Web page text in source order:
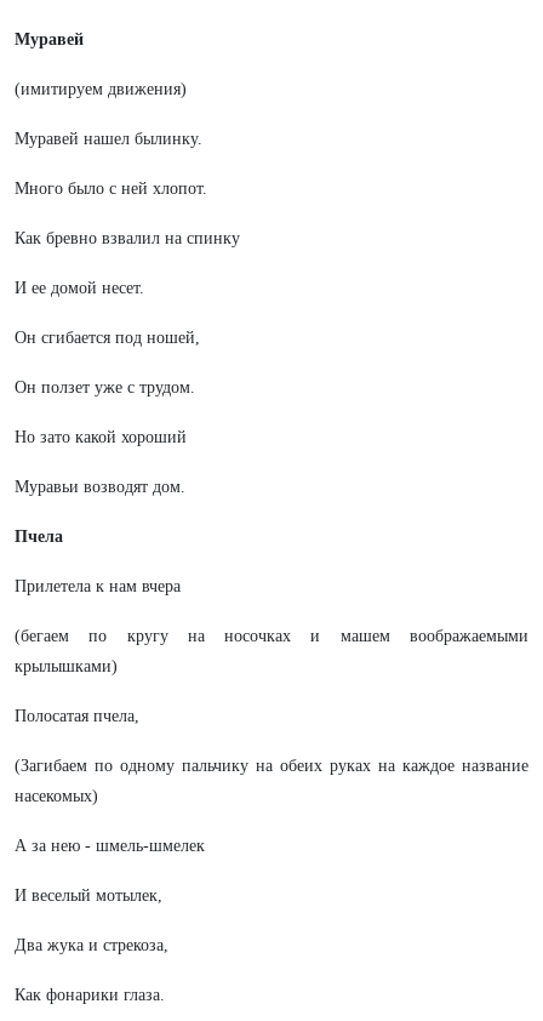
Муравей
(имитируем движения)
Муравей нашел былинку.
Много было с ней хлопот.
Как бревно взвалил на спинку
И ее домой несет.
Он сгибается под ношей,
Он ползет уже с трудом.
Но зато какой хороший
Муравьи возводят дом.
Пчела
Прилетела к нам вчера
(бегаем по кругу на носочках и машем воображаемыми
крылышками)
Полосатая пчела,
(Загибаем по одному пальчику на обеих руках на каждое название
насекомых)
А за нею - шмель-шмелек
И веселый мотылек,
Два жука и стрекоза,
Как фонарики глаза.